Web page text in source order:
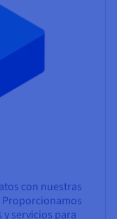
con nuestras
Proporcionamos
servicios para